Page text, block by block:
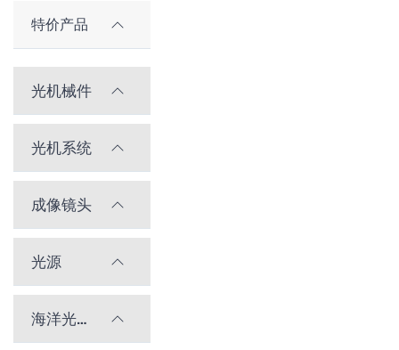
特价产品
光机械件
光机系统
成像镜头
光源
海洋光学光谱仪